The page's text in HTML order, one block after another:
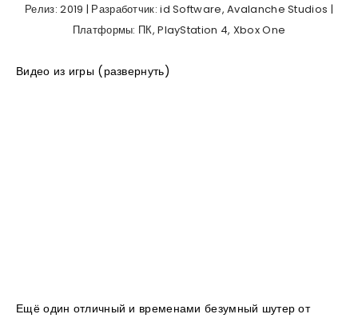
Релиз: 2019 | Разработчик: id Software, Avalanche Studios |
Платформы: ПК, PlayStation 4, Xbox One
Видео из игры (развернуть)
Ещё один отличный и временами безумный шутер от